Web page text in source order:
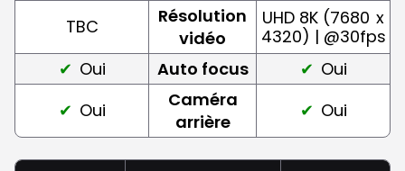
TBC
Résolution
vidéo
UHD 8K (7680 x
4320) | @30fps
Oui
Auto focus
Oui
Oui
Caméra
arrière
Oui